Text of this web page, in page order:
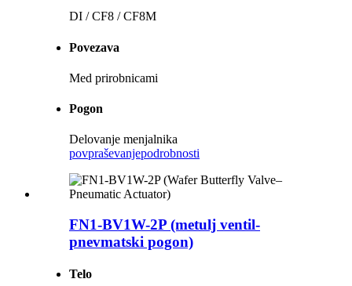
DI / CF8 / CF8M
Povezava
Med prirobnicami
Pogon
Delovanje menjalnika
povpraševanjepodrobnosti
FN1-BV1W-2P (metulj ventil-
pnevmatski pogon)
Telo